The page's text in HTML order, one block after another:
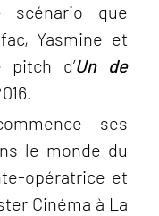
scénario que
Yasmine et
pitch d’Un de
ses
le monde du
opératrice et
Cinéma à La